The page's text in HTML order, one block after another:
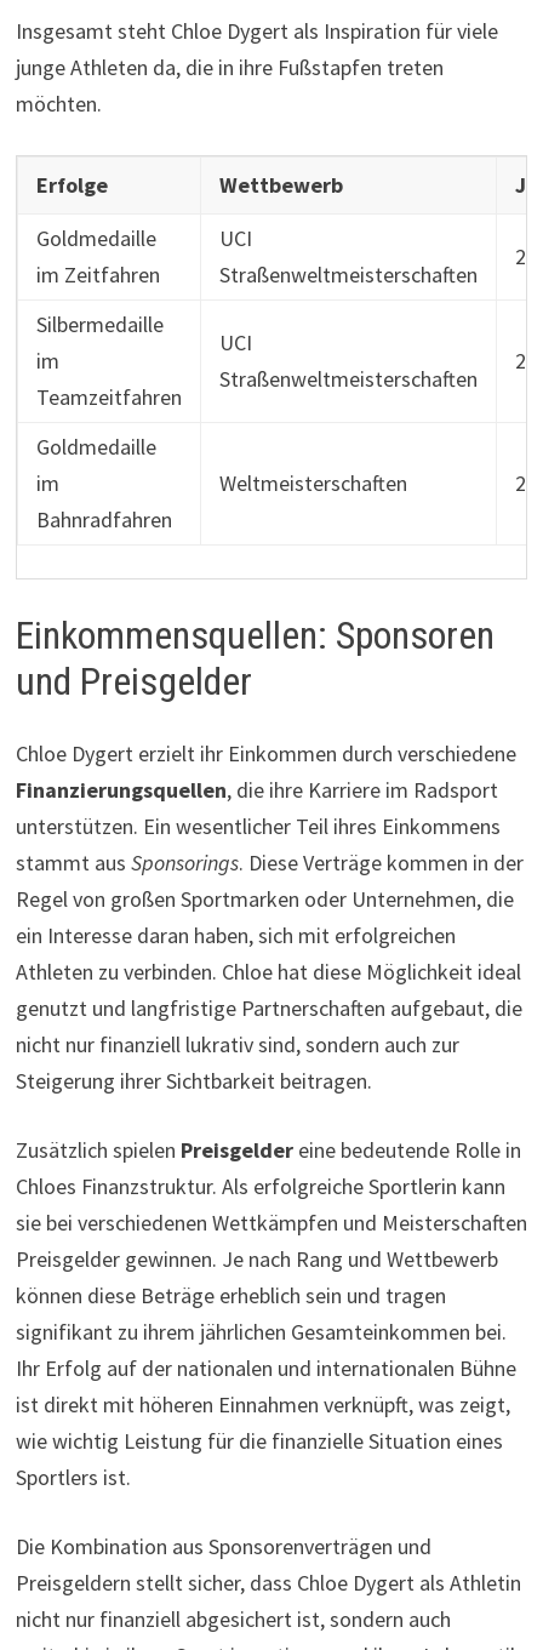
Insgesamt steht Chloe Dygert als Inspiration für viele
junge Athleten da, die in ihre Fußstapfen treten
möchten.
Erfolge Wettbewerb
Goldmedaille
im Zeitfahren
UCI
Straßenweltmeisterschaften
Silbermedaille
im
Teamzeitfahren
UCI
Straßenweltmeisterschaften
Goldmedaille
im
Bahnradfahren
Weltmeisterschaften
Einkommensquellen: Sponsoren
und Preisgelder
Chloe Dygert erzielt ihr Einkommen durch verschiedene
Finanzierungsquellen, die ihre Karriere im Radsport
unterstützen. Ein wesentlicher Teil ihres Einkommens
stammt aus Sponsorings. Diese Verträge kommen in der
Regel von großen Sportmarken oder Unternehmen, die
ein Interesse daran haben, sich mit erfolgreichen
Athleten zu verbinden. Chloe hat diese Möglichkeit ideal
genutzt und langfristige Partnerschaften aufgebaut, die
nicht nur finanziell lukrativ sind, sondern auch zur
Steigerung ihrer Sichtbarkeit beitragen.
Zusätzlich spielen Preisgeldereine bedeutende Rolle in
Chloes Finanzstruktur. Als erfolgreiche Sportlerin kann
sie bei verschiedenen Wettkämpfen und Meisterschaften
Preisgelder gewinnen. Je nach Rang und Wettbewerb
können diese Beträge erheblich sein und tragen
signifikant zu ihrem jährlichen Gesamteinkommen bei.
Ihr Erfolg auf der nationalen und internationalen Bühne
ist direkt mit höheren Einnahmen verknüpft, was zeigt,
wie wichtig Leistung für die finanzielle Situation eines
Sportlers ist.
Die Kombination aus Sponsorenverträgen und
Preisgeldern stellt sicher, dass Chloe Dygert als Athletin
nicht nur finanziell abgesichert ist, sondern auch